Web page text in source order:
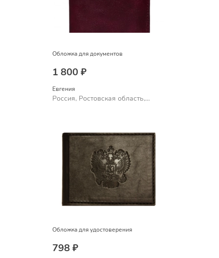
Обложка для документов
1 800 ₽
Евгения
Россия, Ростовская область,
Обложка для удостоверения
798 ₽